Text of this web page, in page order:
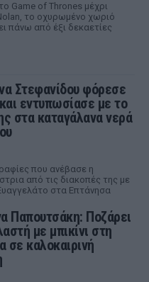
Game of Thrones μέχρι
το οχυρωμένο χωριό
πάνω από έξι δεκαετίες
Στεφανίδου φόρεσε
και εντυπωσίασε με το
στα καταγάλανα νερά
που ανέβασε η
από τις διακοπές της με
στα Επτάνησα
Παπουτσάκη: Ποζάρει
με μπικίνι στη
σε καλοκαιρινή